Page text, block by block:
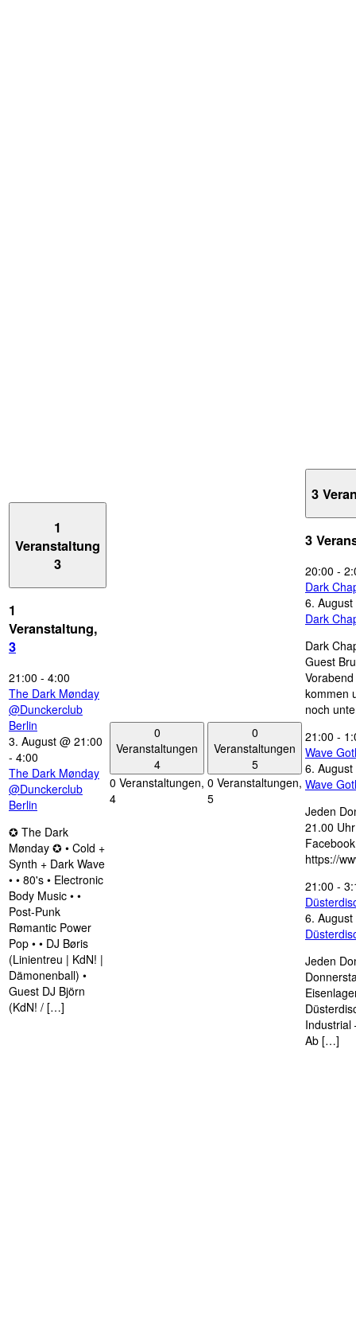
1
Veranstaltung
3
1
Veranstaltung,
3
21:00 - 4:00
The Dark Mønday
@Dunckerclub
Berlin
3. August @ 21:00
- 4:00
The Dark Mønday
@Dunckerclub
Berlin
✪ The Dark
Mønday ✪ • Cold +
Synth + Dark Wave
• • 80's • Electronic
Body Music • •
Post-Punk
Rømantic Power
Pop • • DJ Børis
(Linientreu | KdN! |
Dämonenball) •
Guest DJ Björn
(KdN! / […]
0
Veranstaltungen
4
0 Veranstaltungen,
4
0
Veranstaltungen
5
0 Veranstaltungen,
5
3
3
20:00 -
Dark
6.
Dark
Dark
Guest
kommen
noch
21:00 -
Wave
6.
Wave
Jeden
21.00
https://
21:00 -
6.
Jeden
Industrial
Ab […]